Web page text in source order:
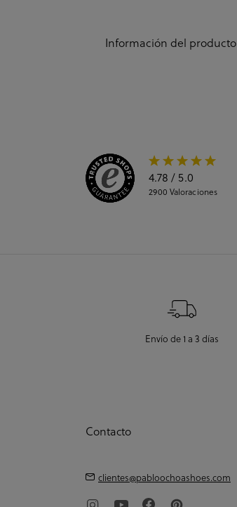
Información del producto
4.78 / 5.0
2900 Valoraciones
Envío de 1 a 3 días
Contacto
clientes@pabloochoashoes.com